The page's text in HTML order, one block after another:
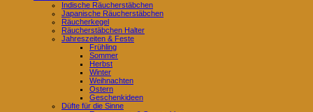
Indische Räucherstäbchen
Japanische Räucherstäbchen
Räucherkegel
Räucherstäbchen Halter
Jahreszeiten & Feste
Frühling
Sommer
Herbst
Winter
Weihnachten
Ostern
Geschenkideen
Düfte für die Sinne